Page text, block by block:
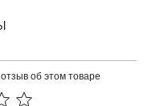
об этом товаре